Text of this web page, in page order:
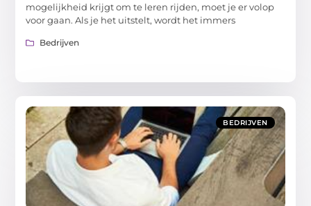
mogelijkheid krijgt om te leren rijden, moet je er volop
voor gaan. Als je het uitstelt, wordt het immers
Bedrijven
BEDRIJVEN